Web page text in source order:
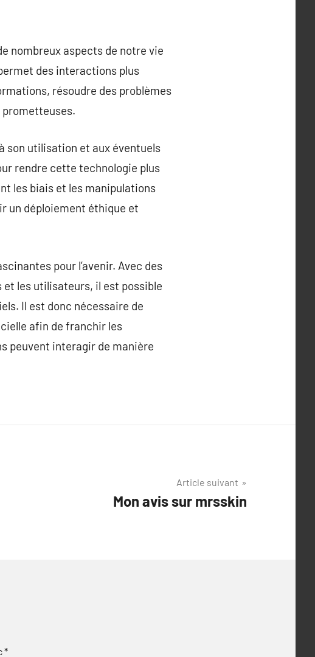
nombreux aspects de notre vie
des interactions plus
résoudre des problèmes
prometteuses.
son utilisation et aux éventuels
rendre cette technologie plus
les biais et les manipulations
un déploiement éthique et
pour l’avenir. Avec des
les utilisateurs, il est possible
Il est donc nécessaire de
afin de franchir les
peuvent interagir de manière
Article suivant
Mon avis sur mrsskin
*